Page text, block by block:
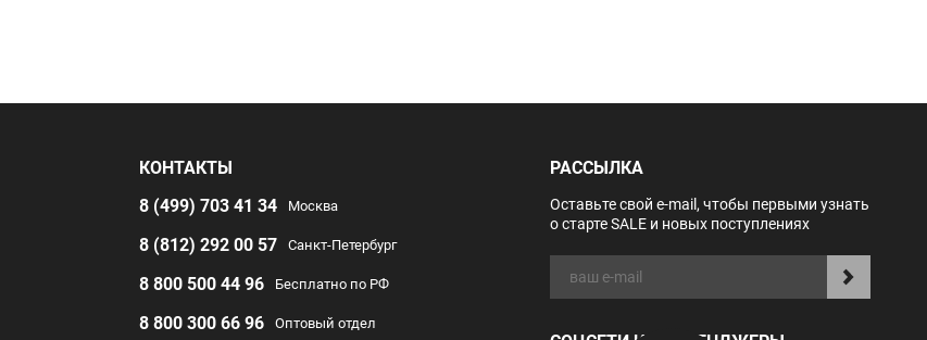
КОНТАКТЫ
8 (499) 703 41 34
Москва
8 (812) 292 00 57 Санкт-Петербург
8 800 500 44 96 Бесплатно по РФ
8 800 300 66 96 Оптовый отдел
РАССЫЛКА
Оставьте свой e-mail, чтобы первыми узнать
о старте SALE и новых поступлениях